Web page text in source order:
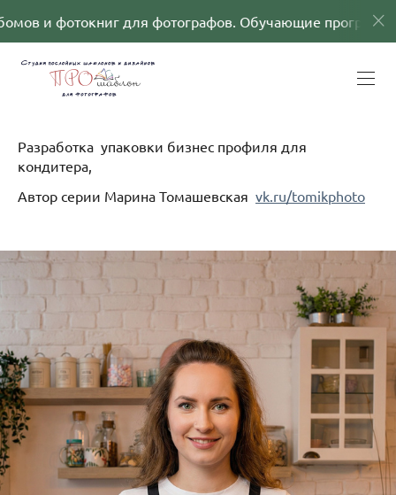
фотографов. Обучающие программы
Разработка упаковки бизнес профиля для
кондитера,
Автор серии Марина Томашевская vk.ru/tomikphoto